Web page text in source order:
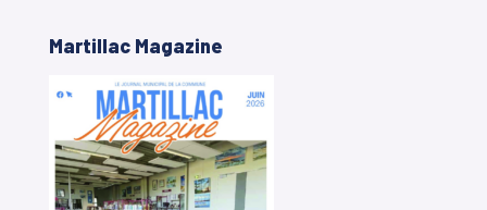
Martillac Magazine